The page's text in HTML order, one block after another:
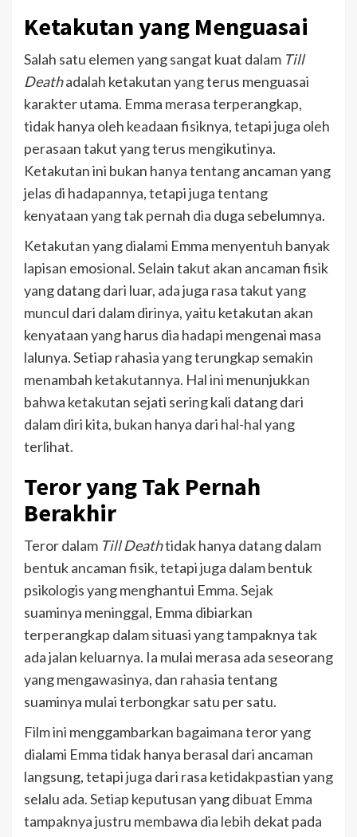
Ketakutan yang Menguasai
Salah satu elemen yang sangat kuat dalam Till
Deathadalah ketakutan yang terus menguasai
karakter utama. Emma merasa terperangkap,
tidak hanya oleh keadaan fisiknya, tetapi juga oleh
perasaan takut yang terus mengikutinya.
Ketakutan ini bukan hanya tentang ancaman yang
jelas di hadapannya, tetapi juga tentang
kenyataan yang tak pernah dia duga sebelumnya.
Ketakutan yang dialami Emma menyentuh banyak
lapisan emosional. Selain takut akan ancaman fisik
yang datang dari luar, ada juga rasa takut yang
muncul dari dalam dirinya, yaitu ketakutan akan
kenyataan yang harus dia hadapi mengenai masa
lalunya. Setiap rahasia yang terungkap semakin
menambah ketakutannya. Hal ini menunjukkan
bahwa ketakutan sejati sering kali datang dari
dalam diri kita, bukan hanya dari hal-hal yang
terlihat.
Teror yang Tak Pernah
Berakhir
Teror dalam Till Deathtidak hanya datang dalam
bentuk ancaman fisik, tetapi juga dalam bentuk
psikologis yang menghantui Emma. Sejak
suaminya meninggal, Emma dibiarkan
terperangkap dalam situasi yang tampaknya tak
ada jalan keluarnya. Ia mulai merasa ada seseorang
yang mengawasinya, dan rahasia tentang
suaminya mulai terbongkar satu per satu.
Film ini menggambarkan bagaimana teror yang
dialami Emma tidak hanya berasal dari ancaman
langsung, tetapi juga dari rasa ketidakpastian yang
selalu ada. Setiap keputusan yang dibuat Emma
tampaknya justru membawa dia lebih dekat pada